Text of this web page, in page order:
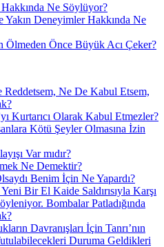
Ne Söylüyor?
Deneyimler Hakkında Ne
Ölmeden Önce Büyük Acı Çeker?
Reddetsem, Ne De Kabul Etsem,
Kurtarıcı Olarak Kabul Etmezler?
Kötü Şeyler Olmasına İzin
Var mıdır?
Ne Demektir?
Benim İçin Ne Yapardı?
Bir El Kaide Saldırısıyla Karşı
Bombalar Patladığında
Davranışları İçin Tanrı’nın
Duruma Geldikleri